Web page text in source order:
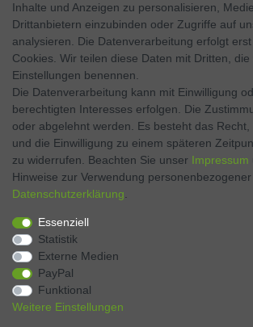
Twitter
Instagram
VERTRAG WIDERRUFEN
Zahlen Sie bequem per
Inhalte und Anzeigen zu personalisieren,
Drittanbietern einzubinden oder Zugriffe auf
analysieren. Die Datenverarbeitung erfolgt
Cookies. Wir teilen diese Daten mit Dritten, die
Einstellungen benennen.
Die Datenverarbeitung kann mit Einwilligung
berechtigten Interesses erfolgen. Die
oder abgelehnt werden. Es besteht das Recht,
und die Einwilligung zu einem späteren
zu widerrufen. Beachten Sie unser Impressum
Hinweise zur Verwendung
Daten­schutz­erklärung
Essenziell
Statistik
Externe Medien
PayPal
Funktional
Weitere Einstellungen